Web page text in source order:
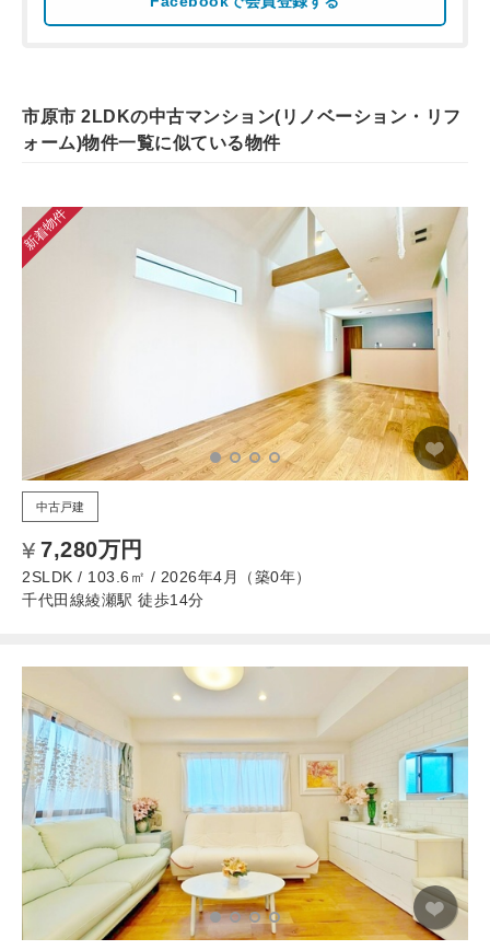
市原市 2LDKの中古マンション(リノベーション・リフ
ォーム)物件一覧に似ている物件
新着物件
中古戸建
7,280万円
2SLDK / 103.6㎡ / 2026年4月（築0年）
千代田線綾瀬駅 徒歩14分